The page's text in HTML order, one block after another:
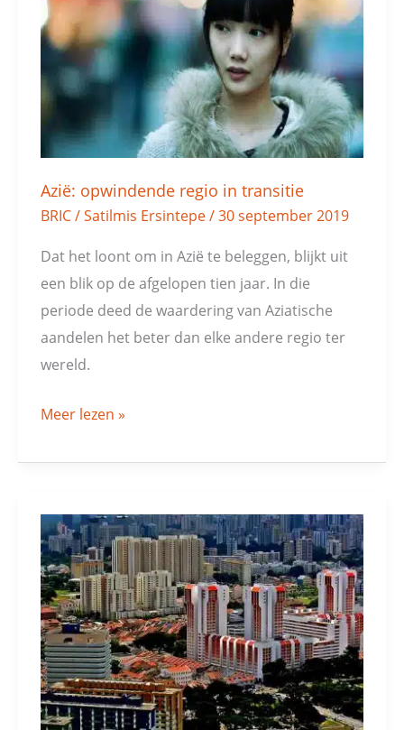
Azië: opwindende regio in transitie
BRIC/Satilmis Ersintepe/30 september 2019
Dat het loont om in Azië te beleggen, blijkt uit
een blik op de afgelopen tien jaar. In die
periode deed de waardering van Aziatische
aandelen het beter dan elke andere regio ter
wereld.
regio
in
transitie
Meer lezen »
DBS
Group
al
8
jaar
op
rij
de